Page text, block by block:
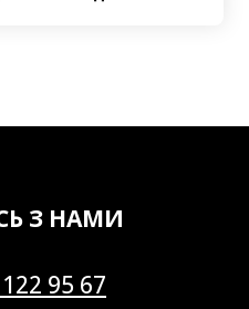
З НАМИ
95 67